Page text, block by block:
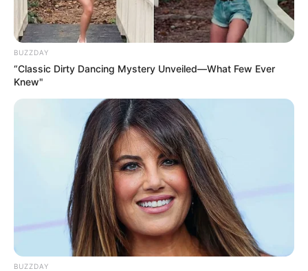
Synthèse incontournable du Quinté du jour
en 5 chevaux proposée par Logic-Prono
Obtenez en quelques secondes le meilleur
pronostic Quinté du jour. Grâce à cette nouvelle version de
LOGIC-PRONO, le simulateur automatique de pronostics
PMU. Véritable service en or offert aux parieurs, pour un
Turf 100% gratuit. Choisissez parmi les 38 pronostics de la
presse du jour et passez les à la « moulinette ».
BUZZDAY
“Classic Dirty Dancing Mystery Unveiled—What Few Ever
Knew"
BUZZDAY